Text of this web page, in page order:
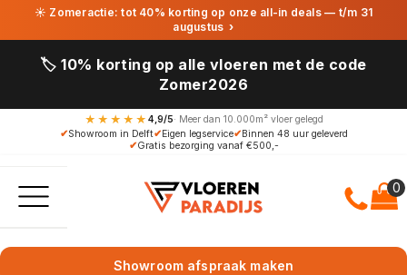
☀ Zomeractie: tot 40% korting op onze all-in deals — t/m 31
augustus ›
🏷️ 10% korting op alle vloeren met de code
Zomer2026
★★★★★ 4,9/5· Meer dan 10.000m² vloer gelegd
✔Showroom in Delft✔Eigen legservice✔Binnen 48 uur geleverd
✔Gratis bezorging vanaf €500,-
Showroom afspraak maken